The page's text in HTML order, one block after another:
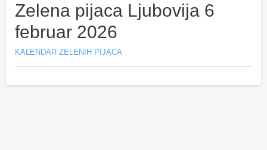
Zelena pijaca Ljubovija 6
februar 2026
KALENDAR ZELENIH PIJACA